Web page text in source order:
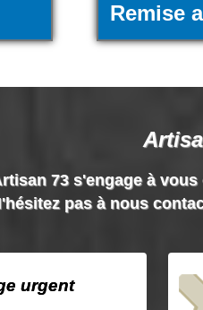
Remise
73 s'engage à
pas à nous
urgent